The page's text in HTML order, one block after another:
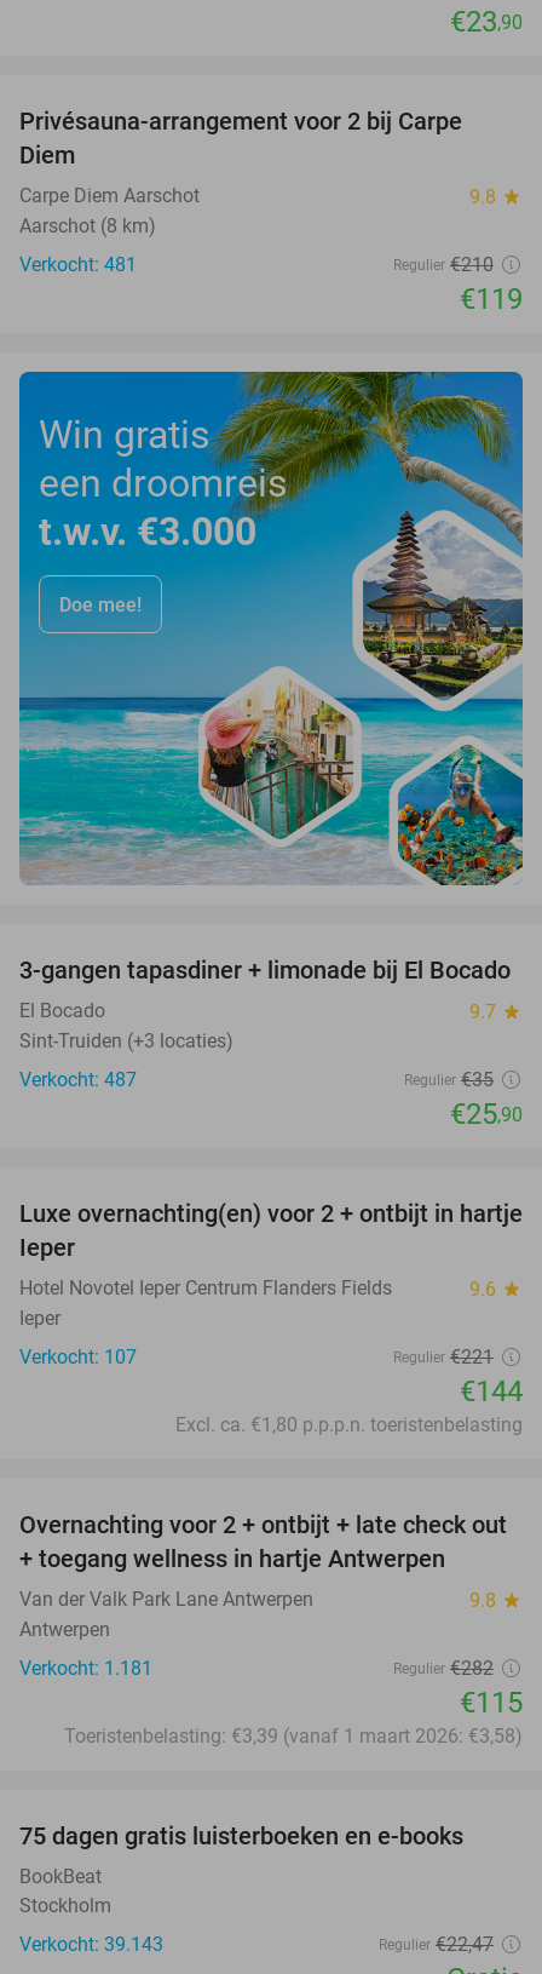
€23,90
Privésauna-arrangement voor 2 bij Carpe
Diem
Carpe Diem Aarschot 9.8 star
Aarschot (8 km)
Verkocht: 481
Regulier €210
€119
Win gratis
een droomreis
t.w.v. €3.000
Doe mee!
26%
3-gangen tapasdiner + limonade bij El Bocado
El Bocado 9.7 star
Sint-Truiden (+3 locaties)
Verkocht: 487
Regulier €35
€25,90
35%
Luxe overnachting(en) voor 2 + ontbijt in hartje
Ieper
Hotel Novotel Ieper Centrum Flanders Fields 9.6 star
Ieper
Verkocht: 107
Regulier €221
€144
Excl. ca. €1,80 p.p.p.n. toeristenbelasting
59%
Overnachting voor 2 + ontbijt + late check out
+ toegang wellness in hartje Antwerpen
Van der Valk Park Lane Antwerpen 9.8 star
Antwerpen
Verkocht: 1.181
Regulier €282
€115
Toeristenbelasting: €3,39 (vanaf 1 maart 2026: €3,58)
75 dagen gratis luisterboeken en e-books
BookBeat
Stockholm
Verkocht: 39.143
Regulier €22,47